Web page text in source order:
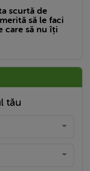
scurtă de
să le faci
care să nu îți
tău